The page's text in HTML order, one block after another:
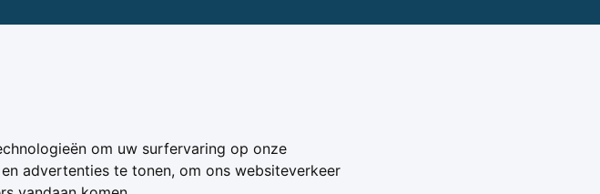
om uw surfervaring op onze
advertenties te tonen, om ons websiteverkeer
Bedrijfsabonnementen
Mijn Boerenbusiness
Adverteren